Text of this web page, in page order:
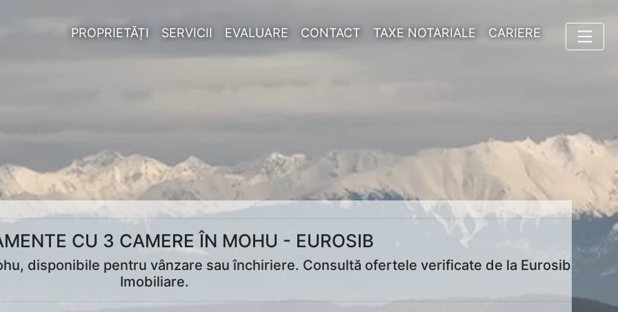
PROPRIETĂȚI SERVICII EVALUARE CONTACT TAXE NOTARIALE CARIERE
CU 3 CAMERE ÎN MOHU - EUROSIB
disponibile pentru vânzare sau închiriere. Consultă ofertele verificate de la Eurosib
Imobiliare.